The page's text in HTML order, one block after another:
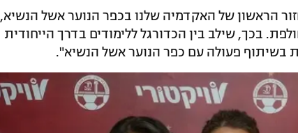
הראשון של האקדמיה שלנו בכפר הנוער אשל הנשיא,
בכך, שילב בין הכדורגל ללימודים בדרך הייחודית
בשיתוף פעולה עם כפר הנוער אשל הנשיא".